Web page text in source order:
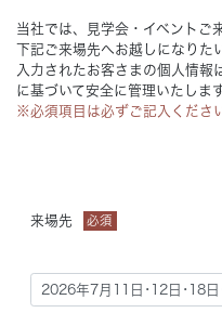
当社では、見学会・イベントご
下記ご来場先へお越しになりた
入力されたお客さまの個人情報
に基づいて安全に管理いたします
※必須項目は必ずご記入くださ
来場先 必須